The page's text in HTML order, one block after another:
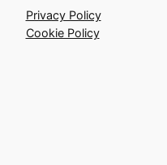
Privacy Policy
Cookie Policy